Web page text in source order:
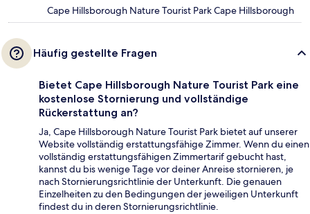
Cape Hillsborough Nature Tourist Park Cape Hillsborough
Häufig gestellte Fragen
Bietet Cape Hillsborough Nature Tourist Park eine
kostenlose Stornierung und vollständige
Rückerstattung an?
Ja, Cape Hillsborough Nature Tourist Park bietet auf unserer
Website vollständig erstattungsfähige Zimmer. Wenn du einen
vollständig erstattungsfähigen Zimmertarif gebucht hast,
kannst du bis wenige Tage vor deiner Anreise stornieren, je
nach Stornierungsrichtlinie der Unterkunft. Die genauen
Einzelheiten zu den Bedingungen der jeweiligen Unterkunft
findest du in deren Stornierungsrichtlinie.